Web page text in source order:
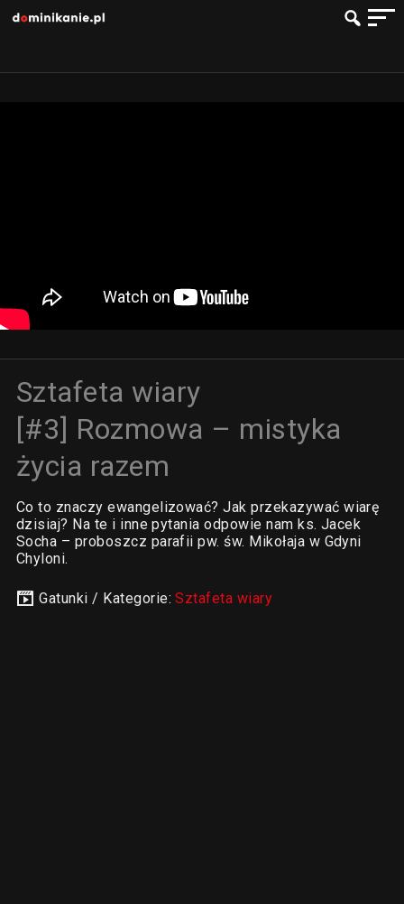
Sztafeta wiary
[#3] Rozmowa – mistyka
życia razem
Co to znaczy ewangelizować? Jak przekazywać wiarę
dzisiaj? Na te i inne pytania odpowie nam ks. Jacek
Socha – proboszcz parafii pw. św. Mikołaja w Gdyni
Chyloni.
Gatunki / Kategorie:Sztafeta wiary